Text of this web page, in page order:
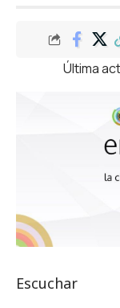
Última
Escuchar